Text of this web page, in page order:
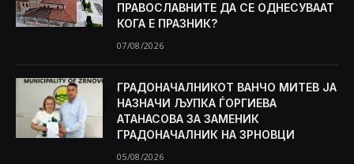
ПРАВОСЛАВНИТЕ ДА СЕ ОДНЕСУВААТ
КОГА Е ПРАЗНИК?
07/08/2026
ГРАДОНАЧАЛНИКОТ ВАНЧО МИТЕВ ЈА
НАЗНАЧИ ЉУПКА ЃОРГИЕВА
АТАНАСОВА ЗА ЗАМЕНИК
ГРАДОНАЧАЛНИК НА ЗРНОВЦИ
05/08/2026